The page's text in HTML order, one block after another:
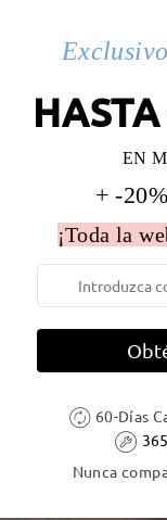
EN
+ -
¡Toda la
60-Días
Nunca